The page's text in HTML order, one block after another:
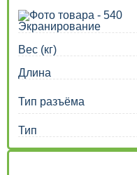
Экранирование
Вес (кг)
Длина
Тип разъёма
Тип